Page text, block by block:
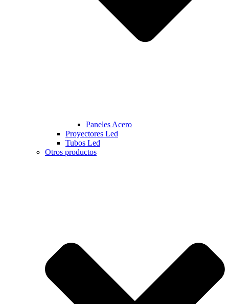
Paneles Acero
Proyectores Led
Tubos Led
Otros productos